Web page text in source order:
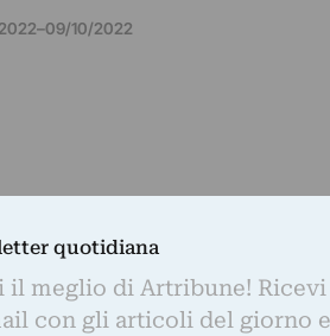
–09/10/2022
quotidiana
il meglio di Artribune! Ricevi
con gli articoli del giorno e